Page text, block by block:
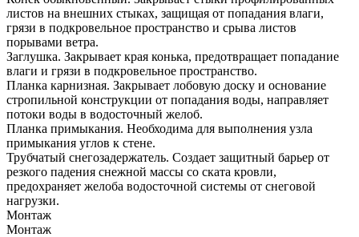
листов на внешних стыках, защищая от попадания влаги,
грязи в подкровельное пространство и срыва листов
порывами ветра.
Заглушка. Закрывает края конька, предотвращает попадание
влаги и грязи в подкровельное пространство.
Планка карнизная. Закрывает лобовую доску и основание
стропильной конструкции от попадания воды, направляет
потоки воды в водосточный желоб.
Планка примыкания. Необходима для выполнения узла
примыкания углов к стене.
Трубчатый снегозадержатель. Создает защитный барьер от
резкого падения снежной массы со ската кровли,
предохраняет желоба водосточной системы от снеговой
нагрузки.
Монтаж
Монтаж